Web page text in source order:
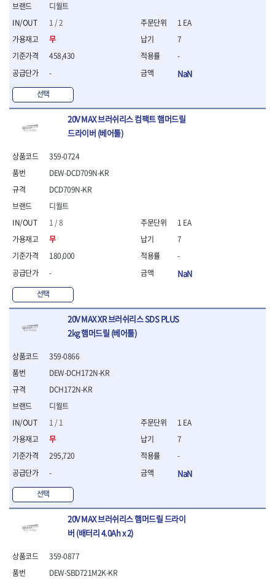
- 방폭T렌치
- 방폭드라이버
- 방폭펀치
- 볼트커터
- 핸드볼트커터
- 항공가위
- 볼핀망치
- 함마망치
- 망치헤드
- 판금망치
- 나일론무반동망치
- 고무망치
- 핀펀치
- 센타펀치
- 핀펀치세트
- 펀치
- 펀치세트
- 빠루
- 철공끌
원예.사무용품
- 커터칼
- 전지가위
- 정글칼
- 전정톱
- 접톱
- 다목적가위
- 안전커터칼
- 조줄
- 철공용줄
디월트
1 / 2
무
458,430
-
선택
1 EA
7
-
NaN
20V MAX 브러쉬리스 컴팩트 햄머드릴
드라이버 (베어툴)
359-0724
디월트
1 / 8
무
180,000
-
선택
DEW-DCD709N-KR
DCD709N-KR
1 EA
7
-
NaN
20V MAX XR 브러쉬리스 SDS PLUS
2kg 햄머드릴 (베어툴)
359-0866
디월트
1 / 1
무
295,720
-
선택
DEW-DCH172N-KR
DCH172N-KR
1 EA
7
-
NaN
20V MAX 브러쉬리스 햄머드릴 드라이
버 (배터리 4.0Ah x 2)
359-0877
DEW-SBD721M2K-KR